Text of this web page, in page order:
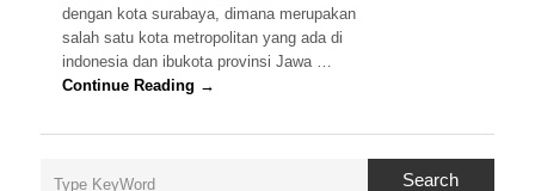
dengan kota surabaya, dimana merupakan
salah satu kota metropolitan yang ada di
indonesia dan ibukota provinsi Jawa …
Continue Reading →
Search